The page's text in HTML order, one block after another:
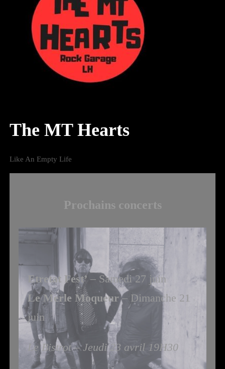
The MT Hearts
Like An Empty Life
Prochains concerts
Etretat Fest’– Samedi 27 juin
Le Merle Moqueur– Dimanche 21
juin
Le Bistrot – Jeudi 23 avril 19H30